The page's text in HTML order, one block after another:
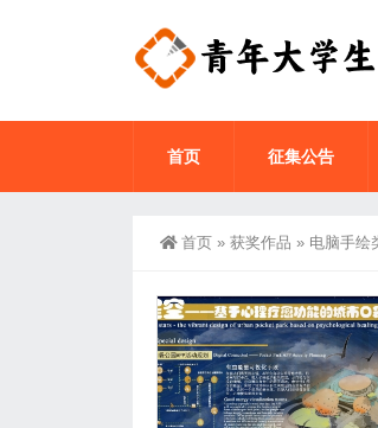
首页 征集公告
首页 » 获奖作品 » 电脑手绘